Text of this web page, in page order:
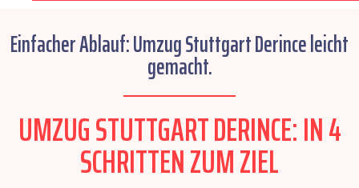
Einfacher Ablauf: Umzug Stuttgart Derince leicht
gemacht.
UMZUG STUTTGART DERINCE: IN 4
SCHRITTEN ZUM ZIEL